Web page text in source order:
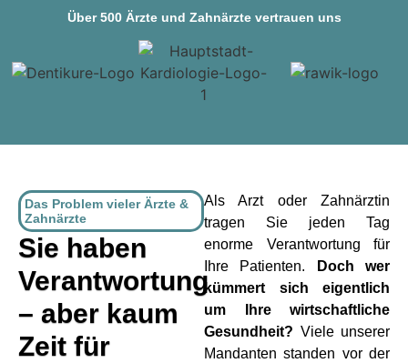
Über 500 Ärzte und Zahnärzte vertrauen uns
Das Problem vieler Ärzte &
Zahnärzte
Sie haben
Verantwortung
– aber kaum
Zeit für
Als Arzt oder Zahnärztin
tragen Sie jeden Tag
enorme Verantwortung für
Ihre Patienten.
Doch wer
kümmert sich eigentlich
um Ihre wirtschaftliche
Gesundheit? Viele unserer
Mandanten standen vor der